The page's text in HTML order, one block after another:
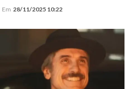
Em 28/11/2025 10:22